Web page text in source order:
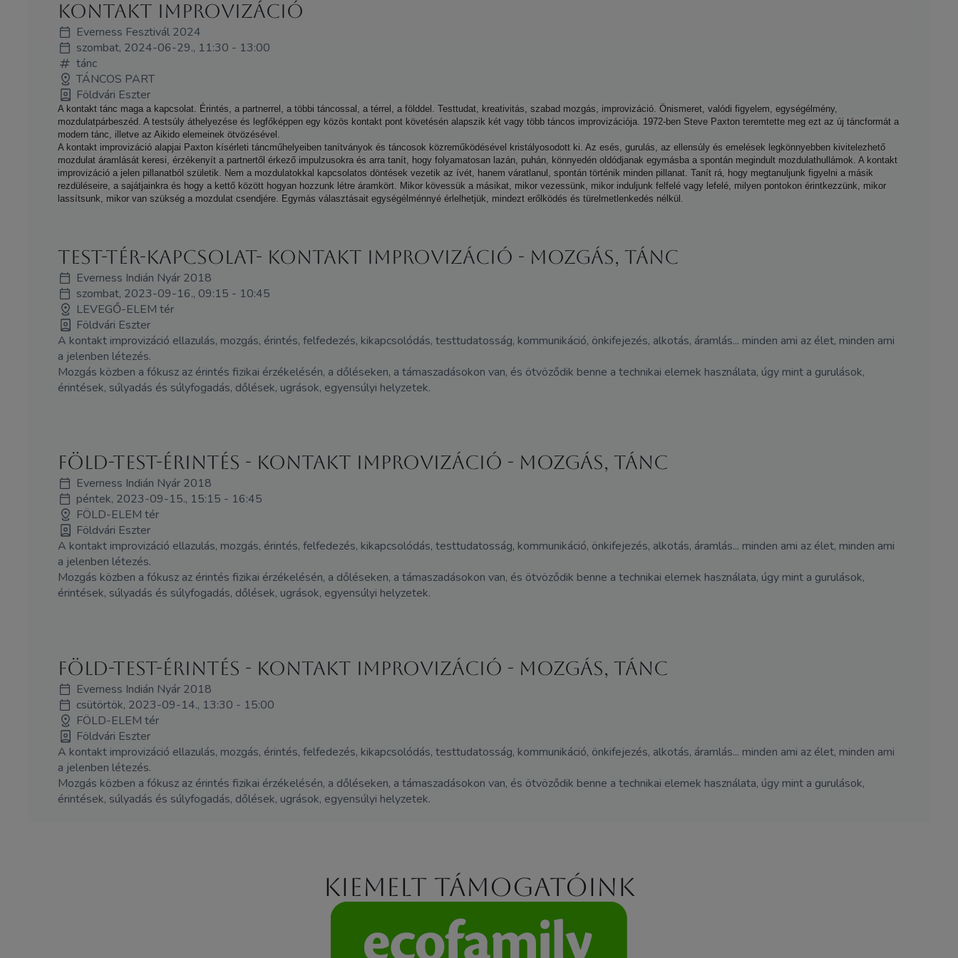
Kontakt improvizáció
Everness Fesztivál 2024
szombat, 2024-06-29., 11:30 - 13:00
tánc
TÁNCOS PART
Földvári Eszter
A kontakt tánc maga a kapcsolat. Érintés, a partnerrel, a többi táncossal, a térrel, a földdel. Testtudat, kreativitás, szabad mozgás, improvizáció. Önismeret, valódi figyelem, egységélmény,
mozdulatpárbeszéd. A testsúly áthelyezése és legfőképpen egy közös kontakt pont követésén alapszik két vagy több táncos improvizációja. 1972-ben Steve Paxton teremtette meg ezt az új táncformát a
modern tánc, illetve az Aikido elemeinek ötvözésével.
A kontakt improvizáció alapjai Paxton kísérleti táncműhelyeiben tanítványok és táncosok közreműködésével kristályosodott ki. Az esés, gurulás, az ellensúly és emelések legkönnyebben kivitelezhető
mozdulat áramlását keresi, érzékenyít a partnertől érkező impulzusokra és arra tanít, hogy folyamatosan lazán, puhán, könnyedén oldódjanak egymásba a spontán megindult mozdulathullámok. A kontakt
improvizáció a jelen pillanatból születik. Nem a mozdulatokkal kapcsolatos döntések vezetik az ívét, hanem váratlanul, spontán történik minden pillanat. Tanít rá, hogy megtanuljunk figyelni a másik
rezdüléseire, a sajátjainkra és hogy a kettő között hogyan hozzunk létre áramkört. Mikor kövessük a másikat, mikor vezessünk, mikor induljunk felfelé vagy lefelé, milyen pontokon érintkezzünk, mikor
lassítsunk, mikor van szükség a mozdulat csendjére. Egymás választásait egységélménnyé érlelhetjük, mindezt erőlködés és türelmetlenkedés nélkül.
Test-Tér-Kapcsolat- kontakt improvizáció - MOZGÁS, TÁNC
Everness Indián Nyár 2018
szombat, 2023-09-16., 09:15 - 10:45
LEVEGŐ-ELEM tér
Földvári Eszter
A kontakt improvizáció ellazulás, mozgás, érintés, felfedezés, kikapcsolódás, testtudatosság, kommunikáció, önkifejezés, alkotás, áramlás... minden ami az élet, minden ami
a jelenben létezés.
Mozgás közben a fókusz az érintés fizikai érzékelésén, a dőléseken, a támaszadásokon van, és ötvöződik benne a technikai elemek használata, úgy mint a gurulások,
érintések, súlyadás és súlyfogadás, dőlések, ugrások, egyensúlyi helyzetek.
Föld-Test-Érintés - kontakt improvizáció - MOZGÁS, TÁNC
Everness Indián Nyár 2018
péntek, 2023-09-15., 15:15 - 16:45
FÖLD-ELEM tér
Földvári Eszter
A kontakt improvizáció ellazulás, mozgás, érintés, felfedezés, kikapcsolódás, testtudatosság, kommunikáció, önkifejezés, alkotás, áramlás... minden ami az élet, minden ami
a jelenben létezés.
Mozgás közben a fókusz az érintés fizikai érzékelésén, a dőléseken, a támaszadásokon van, és ötvöződik benne a technikai elemek használata, úgy mint a gurulások,
érintések, súlyadás és súlyfogadás, dőlések, ugrások, egyensúlyi helyzetek.
Föld-Test-Érintés - kontakt improvizáció - MOZGÁS, TÁNC
Everness Indián Nyár 2018
csütörtök, 2023-09-14., 13:30 - 15:00
FÖLD-ELEM tér
Földvári Eszter
A kontakt improvizáció ellazulás, mozgás, érintés, felfedezés, kikapcsolódás, testtudatosság, kommunikáció, önkifejezés, alkotás, áramlás... minden ami az élet, minden ami
a jelenben létezés.
Mozgás közben a fókusz az érintés fizikai érzékelésén, a dőléseken, a támaszadásokon van, és ötvöződik benne a technikai elemek használata, úgy mint a gurulások,
érintések, súlyadás és súlyfogadás, dőlések, ugrások, egyensúlyi helyzetek.
Kiemelt támogatóink